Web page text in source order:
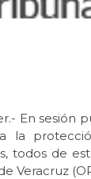
En sesión
la
todos de
Veracruz